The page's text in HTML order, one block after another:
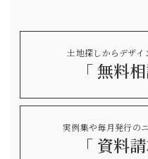
土地探しからデザイ
「 無料相
実例集や毎月発行の
「 資料請